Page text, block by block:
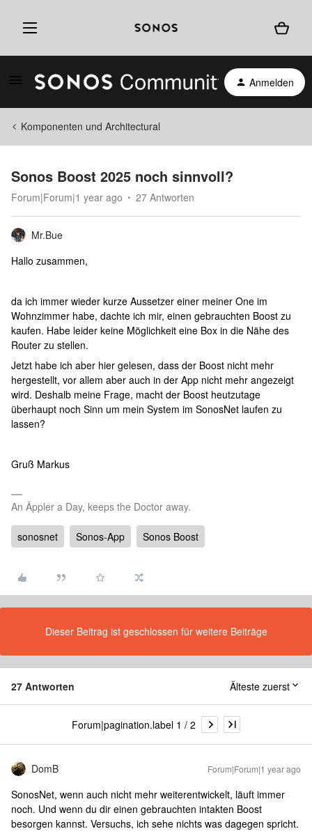
Anmelden
Komponenten und Architectural
Sonos Boost 2025 noch sinnvoll?
Forum|Forum|1 year ago 27 Antworten
Mr.Bue
Hallo zusammen,
da ich immer wieder kurze Aussetzer einer meiner One im
Wohnzimmer habe, dachte ich mir, einen gebrauchten Boost zu
kaufen. Habe leider keine Möglichkeit eine Box in die Nähe des
Router zu stellen.
Jetzt habe ich aber hier gelesen, dass der Boost nicht mehr
hergestellt, vor allem aber auch in der App nicht mehr angezeigt
wird. Deshalb meine Frage, macht der Boost heutzutage
überhaupt noch Sinn um mein System im SonosNet laufen zu
lassen?
Gruß Markus
An Äppler a Day, keeps the Doctor away.
sonosnet Sonos-App Sonos Boost
Dieser Beitrag ist geschlossen für weitere Beiträge
27 Antworten Älteste zuerst
Forum|pagination.label 1 / 2
DomB Forum|Forum|1 year ago
SonosNet, wenn auch nicht mehr weiterentwickelt, läuft immer
noch. Und wenn du dir einen gebrauchten intakten Boost
besorgen kannst. Versuchs, ich sehe nichts was dagegen spricht.